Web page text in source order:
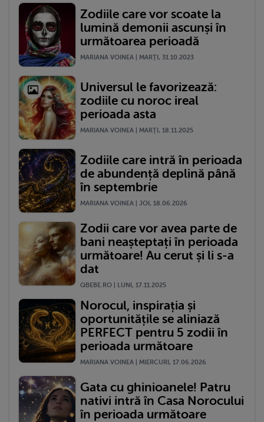
Zodiile care vor scoate la
lumină demonii ascunși în
următoarea perioadă
MARIANA VOINEA | MARŢI, 31.10.2023
Universul le favorizează:
zodiile cu noroc ireal
perioada asta
MARIANA VOINEA | MARŢI, 18.11.2025
Zodiile care intră în perioada
de abundență deplină până
în septembrie
MARIANA VOINEA | JOI, 18.06.2026
Zodii care vor avea parte de
bani neașteptați în perioada
următoare! Au cerut și li s-a
dat
QBEBE.RO | LUNI, 17.11.2025
Norocul, inspirația și
oportunitățile se aliniază
PERFECT pentru 5 zodii în
perioada următoare
MARIANA VOINEA | MIERCURI, 17.06.2026
Gata cu ghinioanele! Patru
nativi intră în Casa Norocului
în perioada următoare